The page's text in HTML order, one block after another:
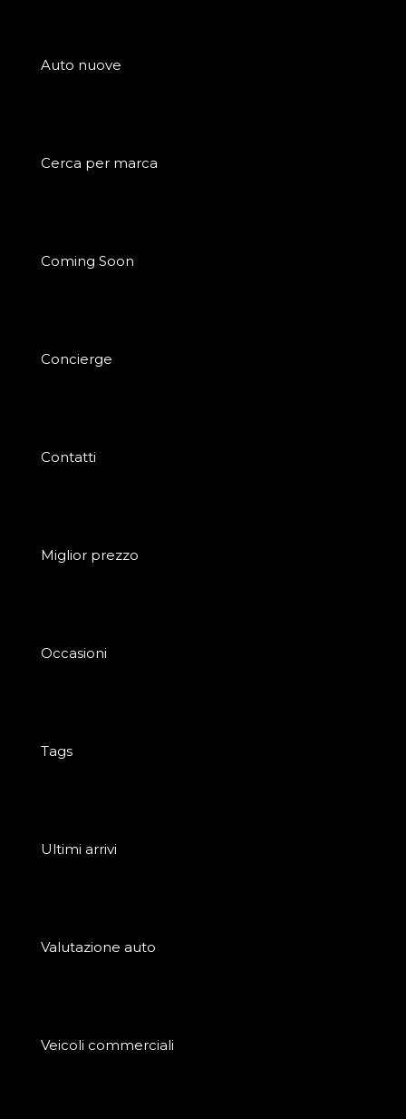
Auto nuove
Cerca per marca
Coming Soon
Concierge
Contatti
Miglior prezzo
Occasioni
Tags
Ultimi arrivi
Valutazione auto
Veicoli commerciali